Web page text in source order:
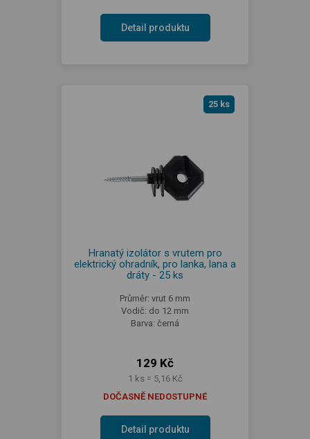
Detail produktu
25 ks
Hranatý izolátor s vrutem pro
elektrický ohradník, pro lanka, lana a
dráty - 25 ks
Průměr: vrut 6 mm
Vodič: do 12 mm
Barva: černá
129 Kč
1 ks = 5,16 Kč
DOČASNĚ NEDOSTUPNÉ
Detail produktu